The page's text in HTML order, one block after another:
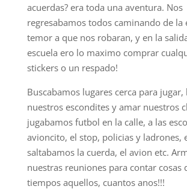
acuerdas? era toda una aventura. Nos
regresabamos todos caminando de la
temor a que nos robaran, y en la
escuela ero lo maximo comprar
stickers o un respado!
Buscabamos lugares cerca para jugar,
nuestros escondites y amar nuestros
jugabamos futbol en la calle, a las
avioncito, el stop, policias y ladrones,
saltabamos la cuerda, el avion etc.
nuestras reuniones para contar cosas
tiempos aquellos, cuantos anos!!!